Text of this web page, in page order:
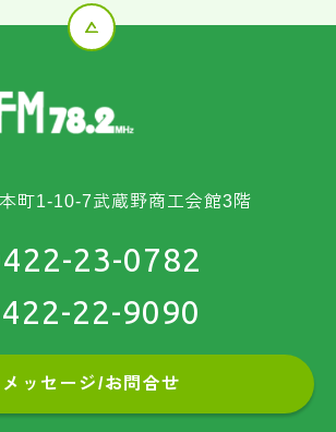
町1-10-7武蔵野商工会館3階
23-0782
22-9090
メッセージ/お問合せ